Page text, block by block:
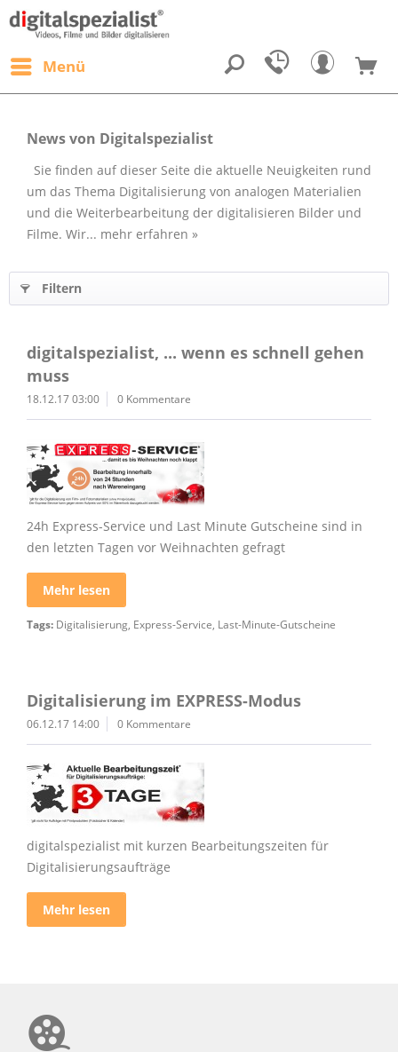
Menü
News von Digitalspezialist
Sie finden auf dieser Seite die aktuelle Neuigkeiten rund
um das Thema Digitalisierung von analogen Materialien
und die Weiterbearbeitung der digitalisieren Bilder und
Filme. Wir... mehr erfahren »
Filtern
digitalspezialist, ... wenn es schnell gehen
muss
18.12.17 03:00 0 Kommentare
24h Express-Service und Last Minute Gutscheine sind in
den letzten Tagen vor Weihnachten gefragt
Mehr lesen
Tags: Digitalisierung, Express-Service, Last-Minute-Gutscheine
Digitalisierung im EXPRESS-Modus
06.12.17 14:00 0 Kommentare
digitalspezialist mit kurzen Bearbeitungszeiten für
Digitalisierungsaufträge
Mehr lesen